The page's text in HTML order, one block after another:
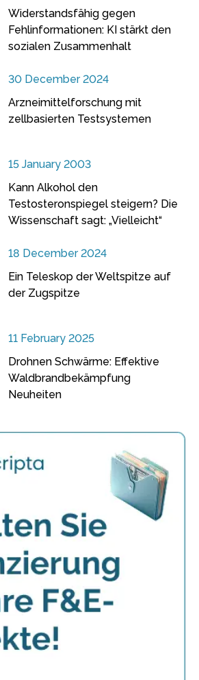
Widerstandsfähig gegen
Fehlinformationen: KI stärkt den
sozialen Zusammenhalt
30 December 2024
Arzneimittelforschung mit
zellbasierten Testsystemen
15 January 2003
Kann Alkohol den
Testosteronspiegel steigern? Die
Wissenschaft sagt: „Vielleicht“
18 December 2024
Ein Teleskop der Weltspitze auf
der Zugspitze
11 February 2025
Drohnen Schwärme: Effektive
Waldbrandbekämpfung
Neuheiten